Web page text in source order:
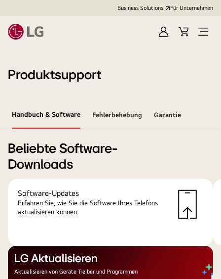
Business Solutions Für Unternehmen
Anmelden
Cart
Open
Produktsupport
Handbuch & Software Fehlerbehebung Garantie
Beliebte Software-
Downloads
Software-Updates
Erfahren Sie, wie Sie die Software Ihres Telefons
aktualisieren können.
LG Aktualisieren
Aktualisieren von Geräte Treiber und Programmen